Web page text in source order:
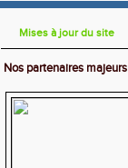
Mises à jour du site
Nos partenaires majeurs